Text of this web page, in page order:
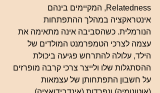
Relatedness, המקיימים בינהם
אינטראקציה במהלך ההתפתחות
הנורמלית. כשהסביבה אינה מתאימה את
עצמה לצרכי הטמפרמנט המולדים של
הילד, עלולה להתרחש פגיעה ביכולת
ההסתגלות שלו ולייצר צרכי קרבה מופרזים
על חשבון התפתחותן של עצמאות